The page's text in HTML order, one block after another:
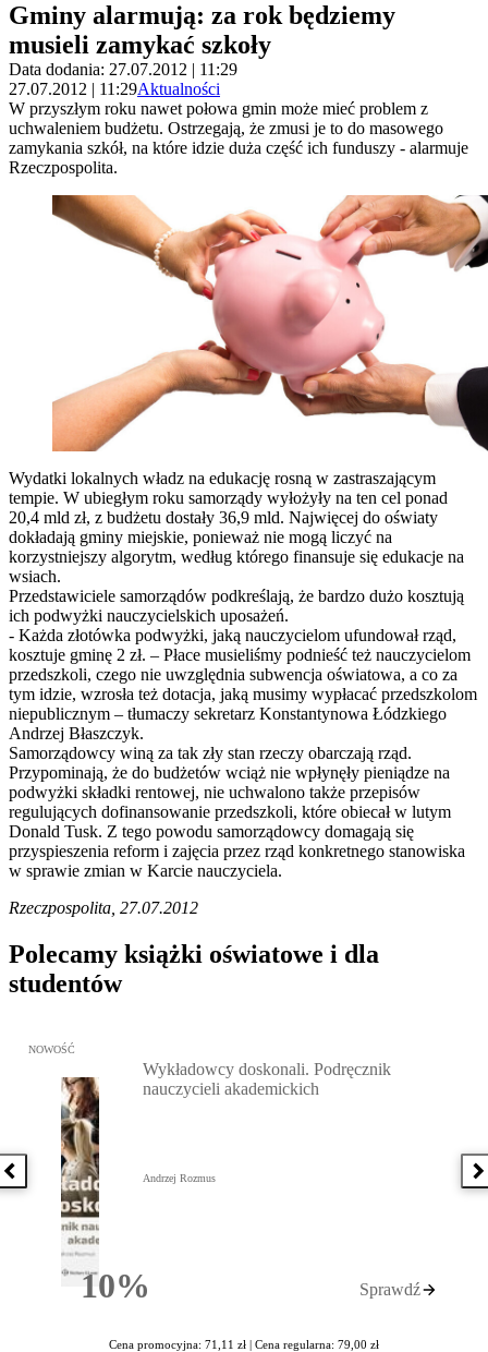
Gminy alarmują: za rok będziemy
musieli zamykać szkoły
Data dodania: 27.07.2012 | 11:29
27.07.2012 | 11:29Aktualności
W przyszłym roku nawet połowa gmin może mieć problem z
uchwaleniem budżetu. Ostrzegają, że zmusi je to do masowego
zamykania szkół, na które idzie duża część ich funduszy - alarmuje
Rzeczpospolita.
Wydatki lokalnych władz na edukację rosną w zastraszającym
tempie. W ubiegłym roku samorządy wyłożyły na ten cel ponad
20,4 mld zł, z budżetu dostały 36,9 mld. Najwięcej do oświaty
dokładają gminy miejskie, ponieważ nie mogą liczyć na
korzystniejszy algorytm, według którego finansuje się edukacje na
wsiach.
Przedstawiciele samorządów podkreślają, że bardzo dużo kosztują
ich podwyżki nauczycielskich uposażeń.
- Każda złotówka podwyżki, jaką nauczycielom ufundował rząd,
kosztuje gminę 2 zł. – Płace musieliśmy podnieść też nauczycielom
przedszkoli, czego nie uwzględnia subwencja oświatowa, a co za
tym idzie, wzrosła też dotacja, jaką musimy wypłacać przedszkolom
niepublicznym – tłumaczy sekretarz Konstantynowa Łódzkiego
Andrzej Błaszczyk.
Samorządowcy winą za tak zły stan rzeczy obarczają rząd.
Przypominają, że do budżetów wciąż nie wpłynęły pieniądze na
podwyżki składki rentowej, nie uchwalono także przepisów
regulujących dofinansowanie przedszkoli, które obiecał w lutym
Donald Tusk. Z tego powodu samorządowcy domagają się
przyspieszenia reform i zajęcia przez rząd konkretnego stanowiska
w sprawie zmian w Karcie nauczyciela.
Rzeczpospolita, 27.07.2012
Polecamy książki oświatowe i dla
studentów
Poprzednia książka
Przejdź do: Wykładowcy doskonali. Podręcznik nauczycieli
NOWOŚĆ
10%Rabatu
Wykładowcy doskonali. Podręcznik
nauczycieli akademickich
Andrzej Rozmus
Sprawdź
Cena promocyjna: 71,11 zł | Cena regularna: 79,00 zł